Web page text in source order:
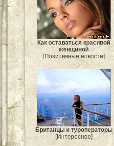
Как оставаться красивой
женщиной
[Позитивные новости]
Британцы и туроператоры
[Интересное]